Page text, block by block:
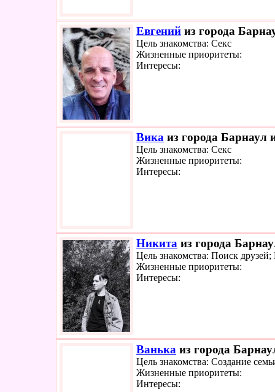
Евгений из города
Цель знакомства: Секс
Жизненные приоритеты:
Интересы:
Вика из города Барнаул
Цель знакомства: Секс
Жизненные приоритеты:
Интересы:
Никита из города
Цель знакомства: Поиск
Жизненные приоритеты:
Интересы:
Ванька из города
Цель знакомства: Создание
Жизненные приоритеты:
Интересы: